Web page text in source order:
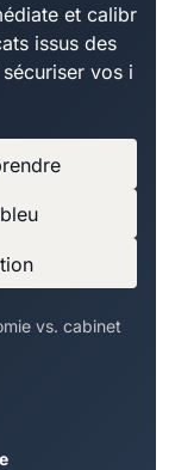
et calibr
issus des
vos i
vs. cabinet